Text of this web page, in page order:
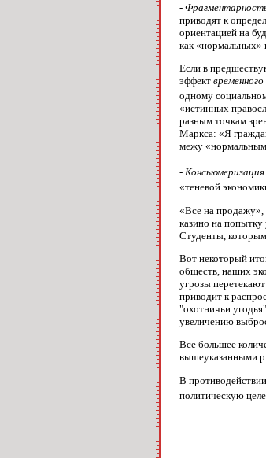
-
приводят к
ориентацией на
как «нормальных»
Если в
эффект
одному
«истинных
разным точкам
Маркса: «Я
межу
- Консьюмеризация
«теневой
«Все на продажу»,
казино на
Студенты,
Вот некоторый
обществ, наших
угрозы
приводит к
"охотничьи
увеличению
Все большее
вышеуказанными
В
политическую